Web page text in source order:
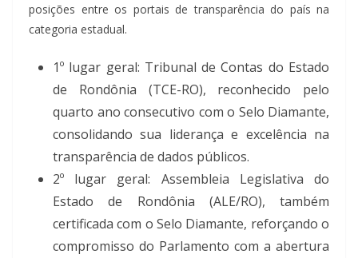
posições entre os portais de transparência do país na
categoria estadual.
1º lugar geral: Tribunal de Contas do Estado
de Rondônia (TCE-RO), reconhecido pelo
quarto ano consecutivo com o Selo Diamante,
consolidando sua liderança e excelência na
transparência de dados públicos.
2º lugar geral: Assembleia Legislativa do
Estado de Rondônia (ALE/RO), também
certificada com o Selo Diamante, reforçando o
compromisso do Parlamento com a abertura